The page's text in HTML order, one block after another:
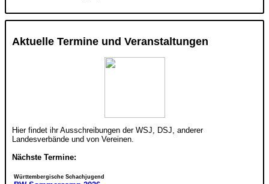
Aktuelle Termine und Veranstaltungen
Hier findet ihr Ausschreibungen der WSJ, DSJ, anderer
Landesverbände und von Vereinen.
Nächste Termine:
Württembergische Schachjugend